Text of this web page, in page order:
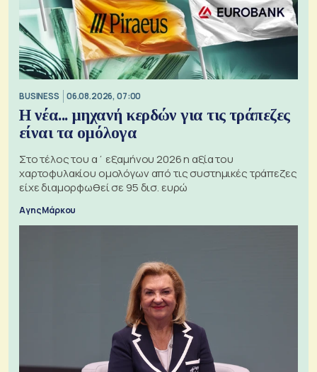
BUSINESS 06.08.2026, 07:00
Η νέα... μηχανή κερδών για τις τράπεζες
είναι τα ομόλογα
Στο τέλος του α΄ εξαμήνου 2026 η αξία του
χαρτοφυλακίου ομολόγων από τις συστημικές τράπεζες
είχε διαμορφωθεί σε 95 δισ. ευρώ
Αγης Μάρκου